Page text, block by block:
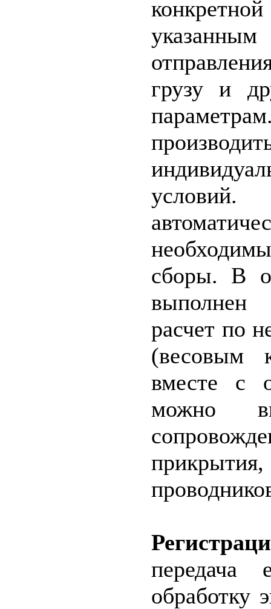
грузу и
сборы. В
расчет по
(весовым
вместе с
можно
обработку